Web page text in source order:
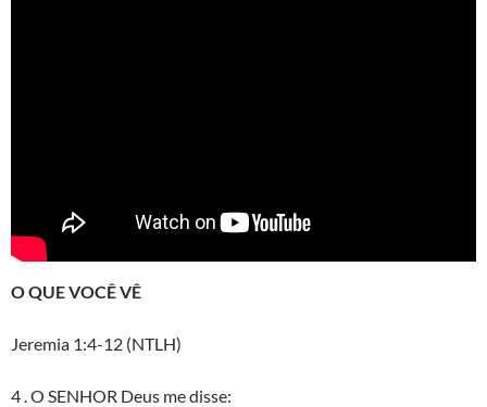
O QUE VOCÊ VÊ
Jeremia 1:4-12 (NTLH)
4 . O SENHOR Deus me disse: